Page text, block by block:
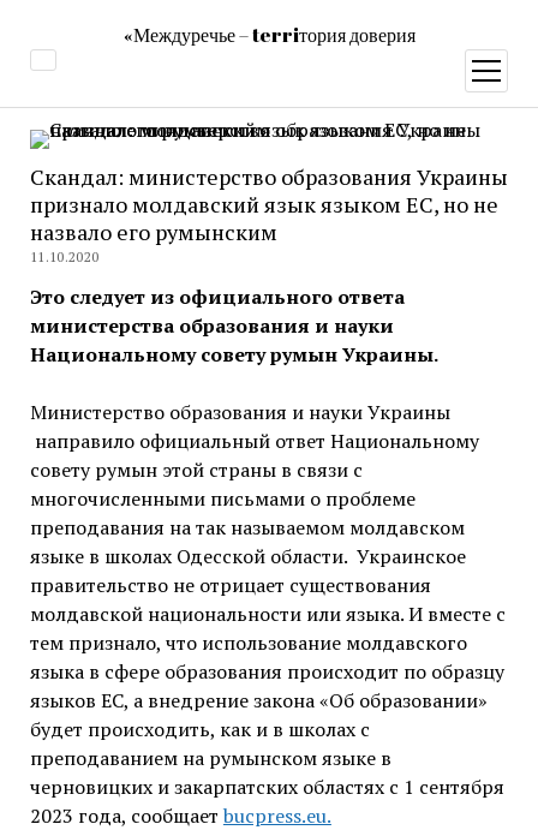
«Междуречье – terriтория доверия
меню
Скандал: министерство образования Украины
признало молдавский язык языком ЕС, но не
назвало его румынским
11.10.2020
Это следует из официального ответа
министерства образования и науки
Национальному совету румын Украины.
Министерство образования и науки Украины
направило официальный ответ Национальному
совету румын этой страны в связи с
многочисленными письмами о проблеме
преподавания на так называемом молдавском
языке в школах Одесской области. Украинское
правительство не отрицает существования
молдавской национальности или языка. И вместе с
тем признало, что использование молдавского
языка в сфере образования происходит по образцу
языков ЕС, а внедрение закона «Об образовании»
будет происходить, как и в школах с
преподаванием на румынском языке в
черновицких и закарпатских областях с 1 сентября
2023 года, сообщает bucpress.eu.